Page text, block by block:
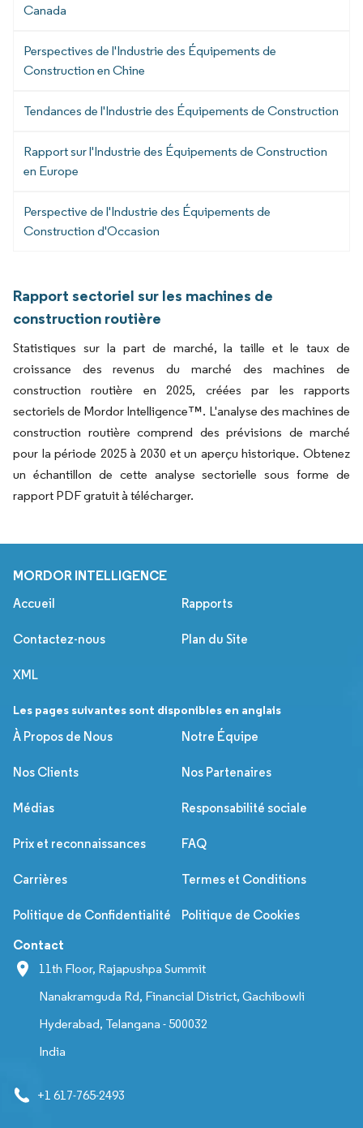
Canada
Perspectives de l'Industrie des Équipements de
Construction en Chine
Tendances de l'Industrie des Équipements de Construction
Rapport sur l'Industrie des Équipements de Construction
en Europe
Perspective de l'Industrie des Équipements de
Construction d'Occasion
Rapport sectoriel sur les machines de
construction routière
Statistiques sur la part de marché, la taille et le taux de
croissance des revenus du marché des machines de
construction routière en 2025, créées par les rapports
sectoriels de Mordor Intelligence™. L'analyse des machines de
construction routière comprend des prévisions de marché
pour la période 2025 à 2030 et un aperçu historique. Obtenez
un échantillon de cette analyse sectorielle sous forme de
rapport PDF gratuit à télécharger.
MORDOR INTELLIGENCE
Accueil Rapports
Contactez-nous Plan du Site
XML
Les pages suivantes sont disponibles en anglais
À Propos de Nous
Notre Équipe
Nos Clients Nos Partenaires
Médias Responsabilité sociale
Prix et reconnaissances FAQ
Carrières Termes et Conditions
Politique de Confidentialité Politique de Cookies
Contact
11th Floor, Rajapushpa Summit
Nanakramguda Rd, Financial District, Gachibowli
Hyderabad, Telangana - 500032
India
+1 617-765-2493